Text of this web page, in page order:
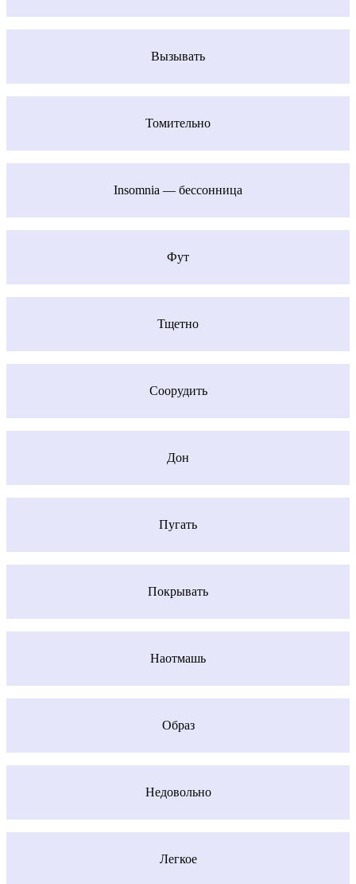
Вызывать
Томительно
Insomnia — бессонница
Фут
Тщетно
Соорудить
Дон
Пугать
Покрывать
Наотмашь
Образ
Недовольно
Легкое